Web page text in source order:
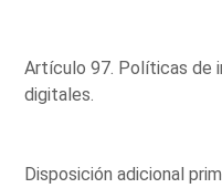
Artículo 97. Políticas de
digitales.
Disposición adicional